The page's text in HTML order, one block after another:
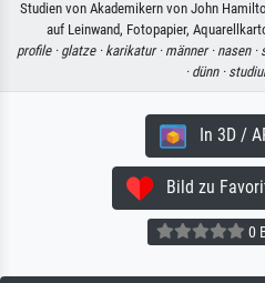
Studien von Akademikern von John
auf Leinwand, Fotopapier,
profile · glatze · karikatur · männer · nasen ·
· dünn ·
In 3D /
Bild zu
0